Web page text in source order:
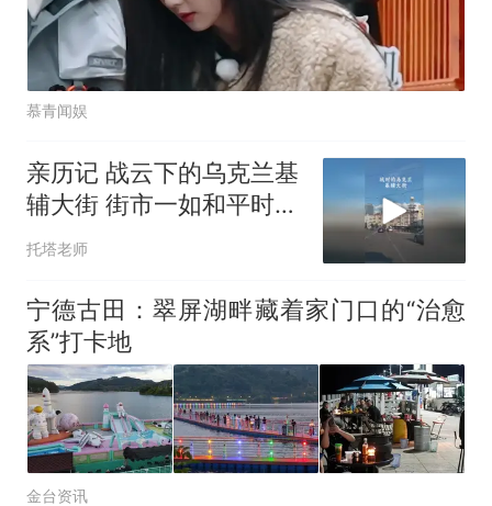
慕青闻娱
亲历记 战云下的乌克兰基
辅大街 街市一如和平时，
老百姓好像有点习以为常
托塔老师
宁德古田：翠屏湖畔‌藏着家门口的“治愈
系”打卡地
金台资讯